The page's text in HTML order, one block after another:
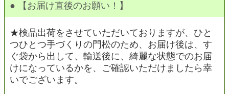
● 【お届け直後のお願い！】
★検品出荷をさせていただいておりますが、ひと
つひとつ手づくりの門松のため、お届け後は、す
ぐ袋から出して、輸送後に、綺麗な状態でのお届
けになっているかを、ご確認いただけましたら幸
いでございます。